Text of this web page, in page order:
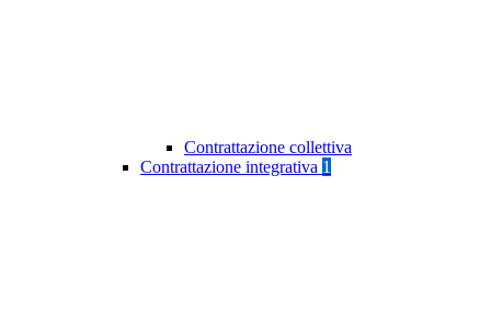
Contrattazione collettiva
Contrattazione integrativa 1